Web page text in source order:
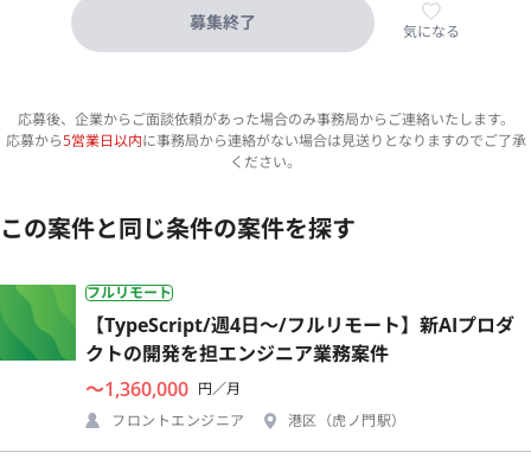
募集終了 気になる
応募後、企業からご面談依頼があった場合のみ事務局からご連絡いたします。
応募から5営業日以内に事務局から連絡がない場合は見送りとなりますのでご了承
ください。
この案件と同じ条件の案件を探す
フルリモート
【TypeScript/週4日〜/フルリモート】新AIプロダ
クトの開発を担エンジニア業務案件
〜1,360,000 円／月
フロントエンジニア
港区（虎ノ門駅）